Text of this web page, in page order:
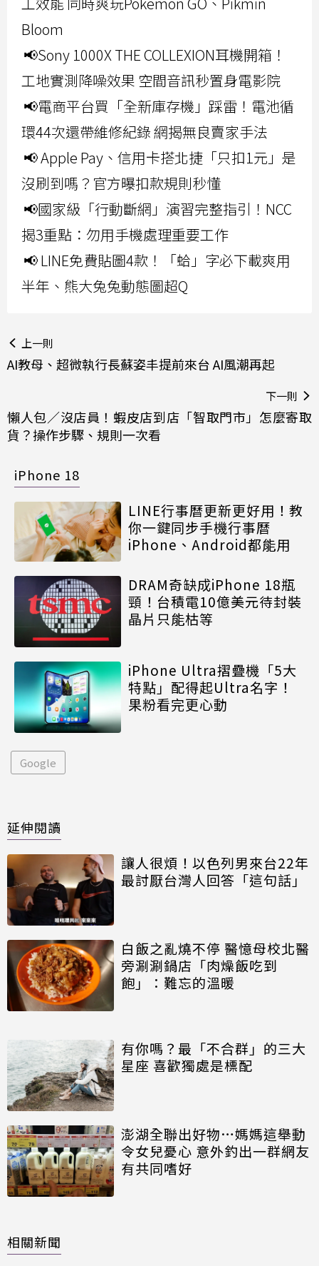
Bloom
📢Sony 1000X THE COLLEXION耳機開箱！
工地實測降噪效果 空間音訊秒置身電影院
📢電商平台買「全新庫存機」踩雷！電池循
環44次還帶維修紀錄 網揭無良賣家手法
📢 Apple Pay、信用卡搭北捷「只扣1元」是
沒刷到嗎？官方曝扣款規則秒懂
📢國家級「行動斷網」演習完整指引！NCC
揭3重點：勿用手機處理重要工作
📢 LINE免費貼圖4款！「蛤」字必下載爽用
半年、熊大兔兔動態圖超Q
上一則
AI教母、超微執行長蘇姿丰提前來台 AI風潮再起
下一則
懶人包／沒店員！蝦皮店到店「智取門市」怎麼寄取
貨？操作步驟、規則一次看
iPhone 18
LINE行事曆更新更好用！教
你一鍵同步手機行事曆
iPhone、Android都能用
DRAM奇缺成iPhone 18瓶
頸！台積電10億美元待封裝
晶片只能枯等
iPhone Ultra摺疊機「5大
特點」配得起Ultra名字！
果粉看完更心動
Google
延伸閱讀
讓人很煩！以色列男來台22年
最討厭台灣人回答「這句話」
白飯之亂燒不停 醫憶母校北醫
旁涮涮鍋店「肉燥飯吃到
飽」：難忘的溫暖
有你嗎？最「不合群」的三大
星座 喜歡獨處是標配
澎湖全聯出好物…媽媽這舉動
令女兒憂心 意外釣出一群網友
有共同嗜好
相關新聞